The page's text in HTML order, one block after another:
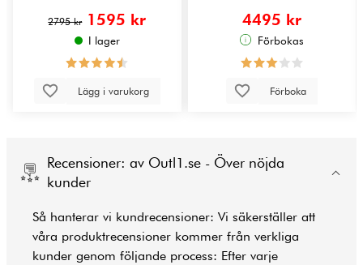
2795 kr 1595 kr
I lager
Lägg i varukorg
4495 kr
Förbokas
Förboka
Recensioner: av Outl1.se - Över nöjda
kunder
Så hanterar vi kundrecensioner: Vi säkerställer att
våra produktrecensioner kommer från verkliga
kunder genom följande process: Efter varje